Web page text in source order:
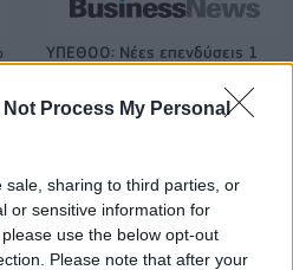
Not Process My Personal
sale, sharing to third parties, or
or sensitive information for
use the below opt-out
Please note that after your
ΥΠΕΘΟΟ: Νέες επενδύσεις 1
την αγορά leasing